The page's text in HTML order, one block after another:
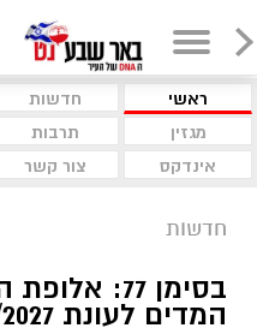
ראשי חדשות
מגזין
תרבות
אינדקס
צור קשר
חדשות
בסימן 77:
המדים לעונת 2026/2027